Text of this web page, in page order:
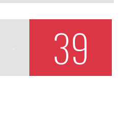
39